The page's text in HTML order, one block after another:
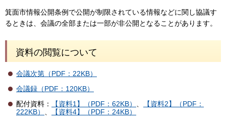
箕面市情報公開条例で公開が制限されている情報などに関し協議す
るときは、会議の全部または一部が非公開となることがあります。
資料の閲覧について
会議次第（PDF：22KB）
会議録（PDF：120KB）
配付資料：
【資料1】（PDF：62KB）
【資料2】（PDF：
222KB）
【資料4】（PDF：24KB）